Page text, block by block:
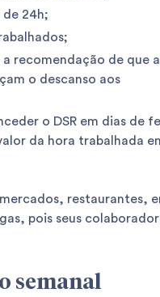
de 24h;
recomendação de que a
o descanso aos
o DSR em dias de
da hora trabalhada
restaurantes,
pois seus
semanal